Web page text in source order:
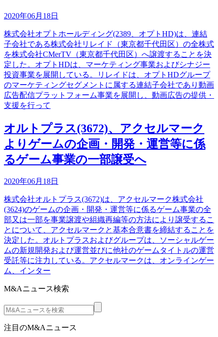
2020年06月18日
株式会社オプトホールディング(2389、オプトHD)は、連結
子会社である株式会社リレイド（東京都千代田区）の全株式
を株式会社CMerTV（東京都千代田区）へ譲渡することを決
定した。オプトHDは、マーケティング事業およびシナジー
投資事業を展開している。リレイドは、オプトHDグループ
のマーケティングセグメントに属する連結子会社であり動画
広告配信プラットフォーム事業を展開し、動画広告の提供・
支援を行って
オルトプラス(3672)、アクセルマーク
よりゲームの企画・開発・運営等に係
るゲーム事業の一部譲受へ
2020年06月18日
株式会社オルトプラス(3672)は、アクセルマーク株式会社
(3624)のゲームの企画・開発・運営等に係るゲーム事業の全
部又は一部を事業譲渡や組織再編等の方法により譲受するこ
とについて、アクセルマークと基本合意書を締結することを
決定した。オルトプラスおよびグループは、ソーシャルゲー
ムの新規開発および運営並びに他社のゲームタイトルの運営
受託等に注力している。アクセルマークは、オンラインゲー
ム、インター
M&Aニュース検索
注目のM&Aニュース